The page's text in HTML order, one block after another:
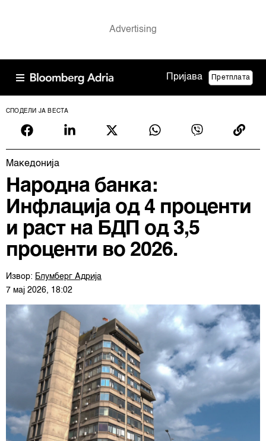
Пријава Претплата
СПОДЕЛИ ЈА ВЕСТА
Македонија
Народна банка:
Инфлација од 4 проценти
и раст на БДП од 3,5
проценти во 2026.
Извор: Блумберг Адрија
7 мај 2026, 18:02